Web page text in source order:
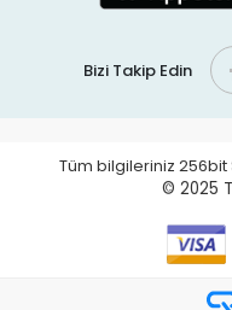
Bizi Takip Edin
Tüm bilgileriniz 256bit
© 2025